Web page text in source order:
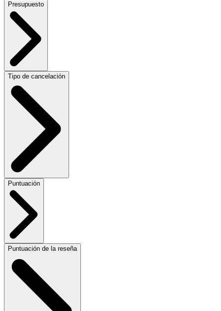
Presupuesto
Tipo de cancelación
Puntuación
Puntuación de la reseña